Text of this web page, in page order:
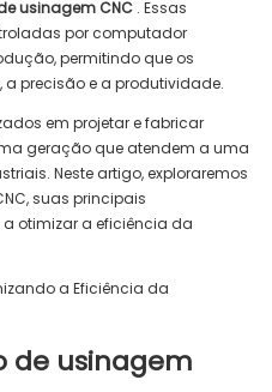
usinagem CNC . Essas
por computador
permitindo que os
precisão e a produtividade.
em projetar e fabricar
geração que atendem a uma
Neste artigo, exploraremos
suas principais
otimizar a eficiência da
de usinagem